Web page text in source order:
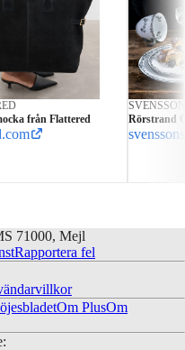
från Flattered
Rörstrand
71000, Mejl
Rapportera fel
Om PlusOm